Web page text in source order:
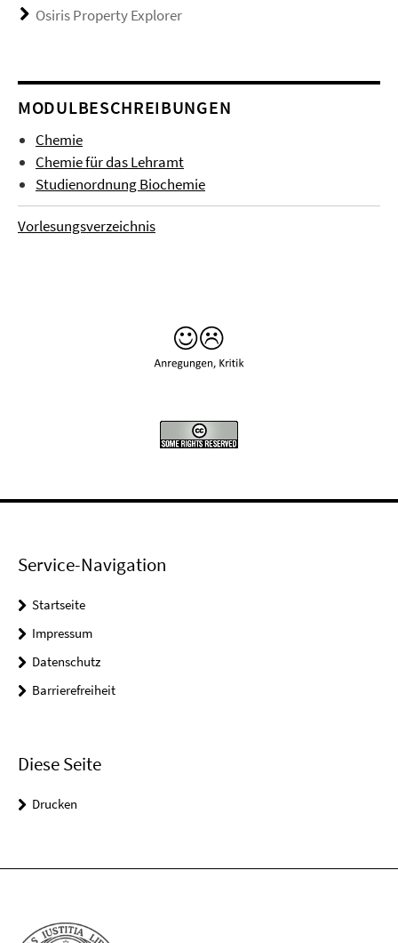
Osiris Property Explorer
MODULBESCHREIBUNGEN
Chemie
Chemie für das Lehramt
Studienordnung Biochemie
Vorlesungsverzeichnis
Service-Navigation
Startseite
Impressum
Datenschutz
Barrierefreiheit
Diese Seite
Drucken